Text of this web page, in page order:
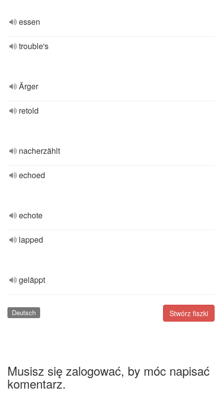
essen
trouble's
Ärger
retold
nacherzählt
echoed
echote
lapped
geläppt
Stwórz fiszki
Deutsch
Musisz się zalogować, by móc napisać
komentarz.